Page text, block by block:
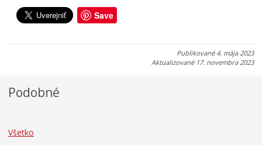
Save
Publikované 4. mája 2023
Aktualizované 17. novembra 2023
Podobné
.
0
.
6
.
0
.
6
.
0
.
6
Všetko